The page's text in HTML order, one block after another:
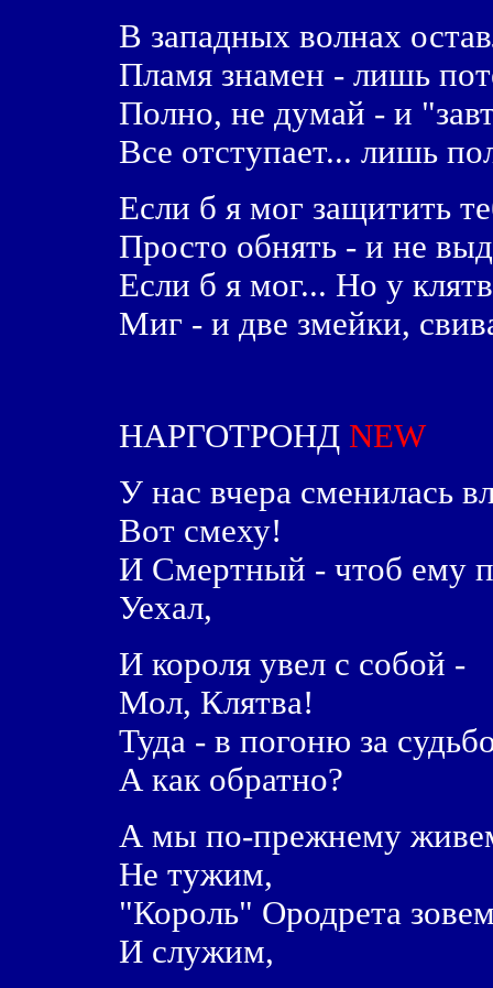
В западных волнах
Пламя знамен - лишь
Полно, не думай - и
Все отступает... лишь
Если б я мог защитить
Просто обнять - и не
Если б я мог... Но у
Миг - и две змейки,
НАРГОТРОНД NEW
У нас вчера сменилась
Вот смеху!
И Смертный - чтоб ему
Уехал,
И короля увел с собой -
Мол, Клятва!
Туда - в погоню за
А как обратно?
А мы по-прежнему
Не тужим,
"Король" Ородрета
И служим,